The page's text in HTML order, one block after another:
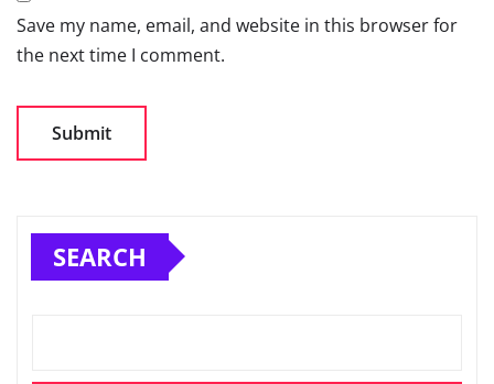
Save my name, email, and website in this browser for
the next time I comment.
SEARCH